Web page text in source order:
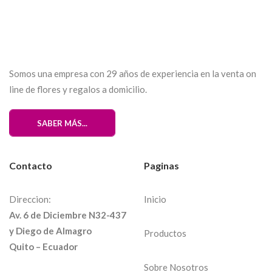
Somos una empresa con 29 años de experiencia en la venta on
line de flores y regalos a domicilio.
SABER MÁS...
Contacto
Direccion:
Av. 6 de Diciembre N32-437
y Diego de Almagro
Quito – Ecuador
Paginas
Inicio
Productos
Sobre Nosotros